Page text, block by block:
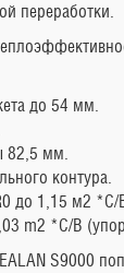
переработки.
до 54 мм.
82,5 мм.
контура.
до 1,15 м2 *C/
m2 *C/В
S9000